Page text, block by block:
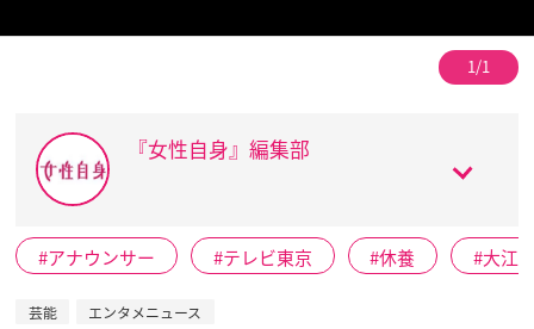
1/1
『女性自身』編集部
アナウンサー テレビ東京 休養 大江
芸能 エンタメニュース